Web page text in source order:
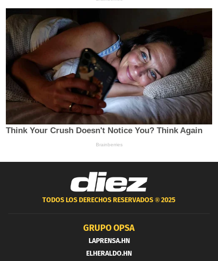
TODOS LOS DERECHOS RESERVADOS ®2025
GRUPO OPSA
LAPRENSA.HN
ELHERALDO.HN